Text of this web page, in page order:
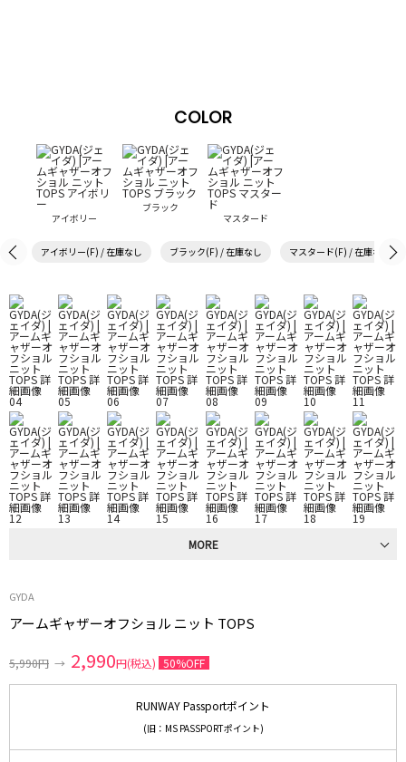
COLOR
アイボリー
ブラック
マスタード
アイボリー(F) / 在庫なし ブラック(F) / 在庫なし マスタード(F) / 在庫なし
MORE
GYDA
アームギャザーオフショル ニット TOPS
5,990円 → 2,990円(税込) 50%OFF
RUNWAY Passportポイント
(旧：MS PASSPORTポイント)